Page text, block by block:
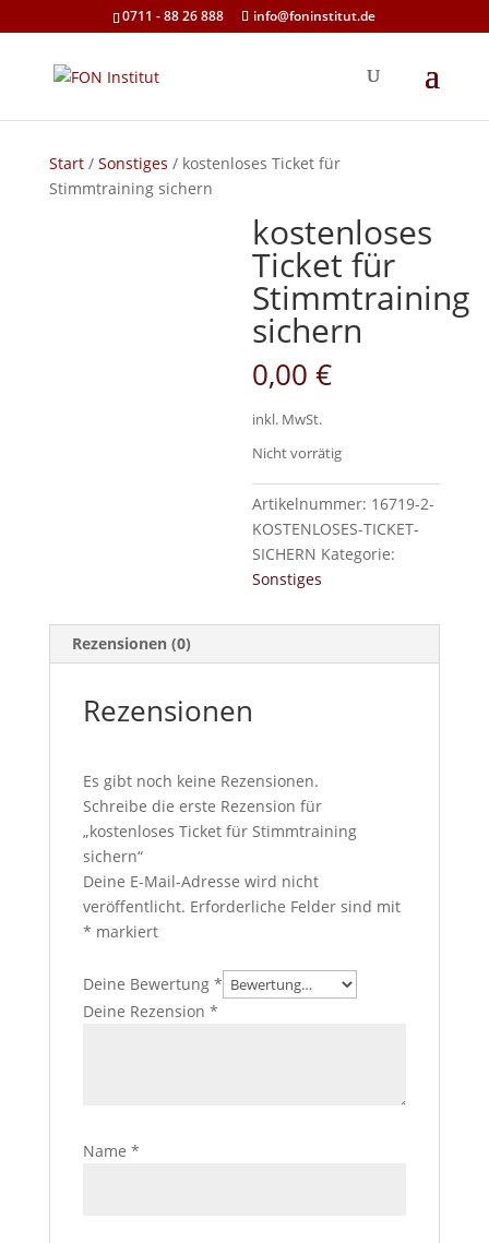
0711 - 88 26 888 info@foninstitut.de
Start/ Sonstiges / kostenloses Ticket für
Stimmtraining sichern
kostenloses
Ticket für
Stimmtraining
sichern
0,00€
inkl. MwSt.
Nicht vorrätig
Artikelnummer: 16719-2-
KOSTENLOSES-TICKET-
SICHERN Kategorie:
Sonstiges
Rezensionen (0)
Rezensionen
Es gibt noch keine Rezensionen.
Schreibe die erste Rezension für
„kostenloses Ticket für Stimmtraining
sichern“
Deine E-Mail-Adresse wird nicht
veröffentlicht. Erforderliche Felder sind mit
* markiert
Deine Bewertung *
Deine Rezension *
Name *